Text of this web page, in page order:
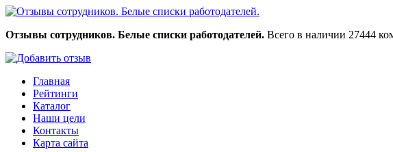
Отзывы сотрудников. Белые списки работодателей. Всего в наличии 27444
Главная
Рейтинги
Каталог
Наши цели
Контакты
Карта сайта